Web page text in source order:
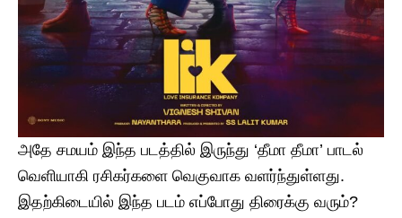
அதே சமயம் இந்த படத்தில் இருந்து ‘தீமா தீமா’ பாடல்
வெளியாகி ரசிகர்களை வெகுவாக வளர்ந்துள்ளது.
இதற்கிடையில் இந்த படம் எப்போது திரைக்கு வரும்?